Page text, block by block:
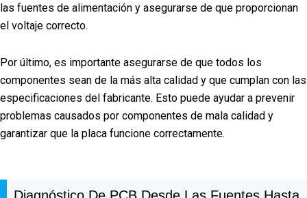
las fuentes de alimentación y asegurarse de que proporcionan
el voltaje correcto.
Por último, es importante asegurarse de que todos los
componentes sean de la más alta calidad y que cumplan con las
especificaciones del fabricante. Esto puede ayudar a prevenir
problemas causados por componentes de mala calidad y
garantizar que la placa funcione correctamente.